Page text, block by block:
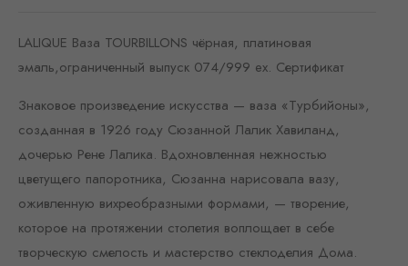
LALIQUE Ваза TOURBILLONS чёрная, платиновая
эмаль,ограниченный выпуск 074/999 ex. Сертификат
Знаковое произведение искусства — ваза «Турбийоны»,
созданная в 1926 году Сюзанной Лалик Хавиланд,
дочерью Рене Лалика. Вдохновленная нежностью
цветущего папоротника, Сюзанна нарисовала вазу,
оживленную вихреобразными формами, — творение,
которое на протяжении столетия воплощает в себе
творческую смелость и мастерство стеклоделия Дома.